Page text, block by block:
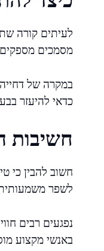
לעיתים קורה
מסמכים
במקרה של
כדאי להיעזר
חשיבות
חשוב להבין כי
לשפר משמעותית
נפגעים רבים
באנשי מקצוע